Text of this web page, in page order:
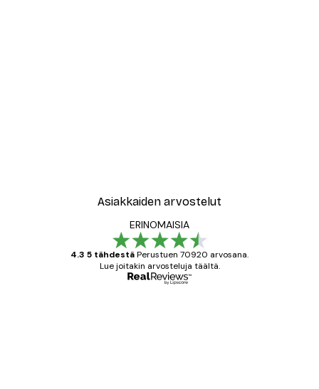
Asiakkaiden arvostelut
ERINOMAISIA
4.3 5 tähdestäPerustuen 70920 arvosana.
Lue joitakin arvosteluja täältä.